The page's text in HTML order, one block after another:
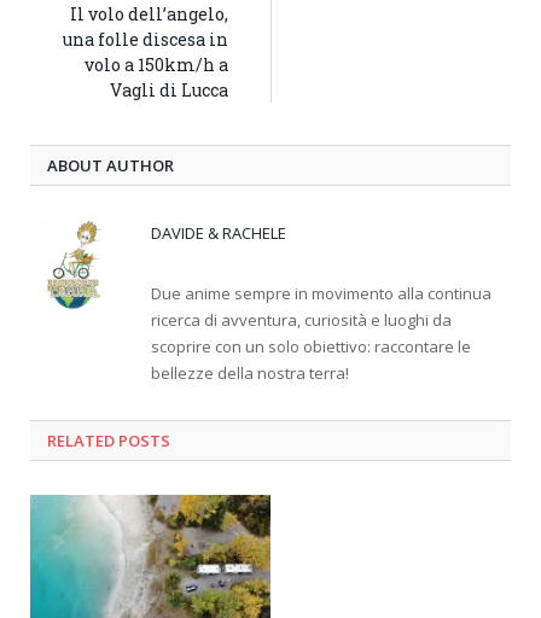
Il volo dell’angelo,
una folle discesa in
volo a 150km/h a
Vagli di Lucca
ABOUT AUTHOR
DAVIDE & RACHELE
Due anime sempre in movimento alla continua
ricerca di avventura, curiosità e luoghi da
scoprire con un solo obiettivo: raccontare le
bellezze della nostra terra!
RELATED POSTS